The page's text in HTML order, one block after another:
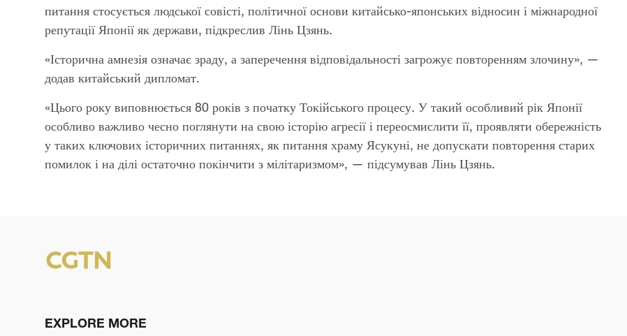
питання стосується людської совісті, політичної основи китайсько-японських відносин і міжнародної
репутації Японії як держави, підкреслив Лінь Цзянь.
«Історична амнезія означає зраду, а заперечення відповідальності загрожує повторенням злочину», —
додав китайський дипломат.
«Цього року виповнюється 80 років з початку Токійського процесу. У такий особливий рік Японії
особливо важливо чесно поглянути на свою історію агресії і переосмислити її, проявляти обережність
у таких ключових історичних питаннях, як питання храму Ясукуні, не допускати повторення старих
помилок і на ділі остаточно покінчити з мілітаризмом», — підсумував Лінь Цзянь.
EXPLORE MORE